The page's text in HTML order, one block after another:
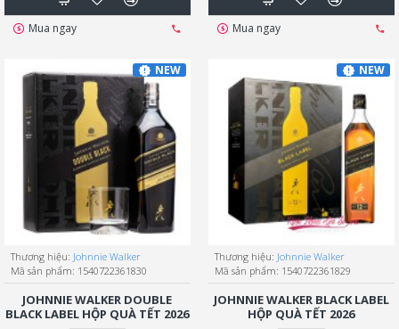
Mua ngay Mua ngay
NEW
Thương hiệu: Johnnie Walker
Mã sản phẩm: 1540722361830
JOHNNIE WALKER DOUBLE
BLACK LABEL HỘP QUÀ TẾT 2026
NEW
Thương hiệu: Johnnie Walker
Mã sản phẩm: 1540722361829
JOHNNIE WALKER BLACK LABEL
HỘP QUÀ TẾT 2026